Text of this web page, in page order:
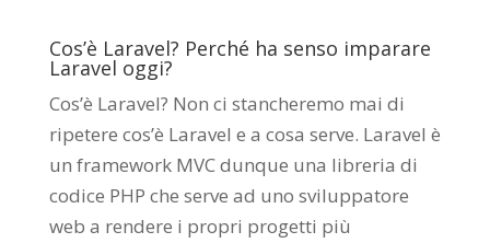
Cos’è Laravel? Perché ha senso imparare
Laravel oggi?
Cos’è Laravel? Non ci stancheremo mai di
ripetere cos’è Laravel e a cosa serve. Laravel è
un framework MVC dunque una libreria di
codice PHP che serve ad uno sviluppatore
web a rendere i propri progetti più